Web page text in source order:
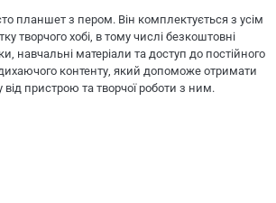
планшет з пером. Він комплектується з усім
творчого хобі, в тому числі безкоштовні
навчальні матеріали та доступ до постійного
контенту, який допоможе отримати
пристрою та творчої роботи з ним.